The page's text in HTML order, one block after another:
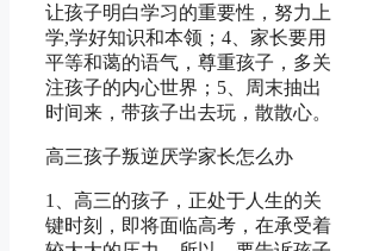
让孩子明白学习的重要性，努力上
学,学好知识和本领；4、家长要用
平等和蔼的语气，尊重孩子，多关
注孩子的内心世界；5、周末抽出
时间来，带孩子出去玩，散散心。
高三孩子叛逆厌学家长怎么办
1、高三的孩子，正处于人生的关
键时刻，即将面临高考，在承受着